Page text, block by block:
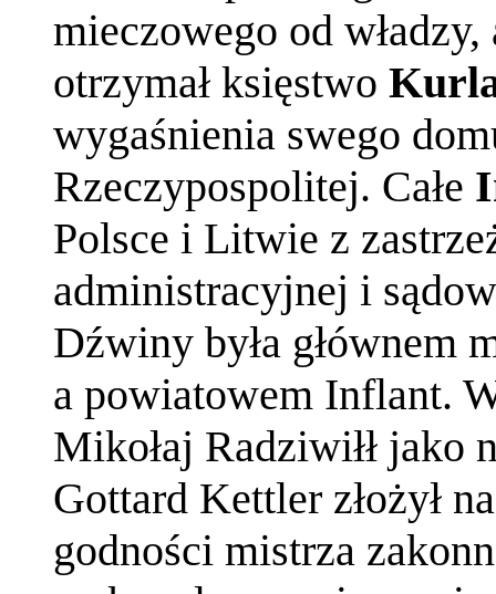
mieczowego od
otrzymał księstwo
wygaśnienia swego
Rzeczypospolitej. Całe
Polsce i Litwie z
administracyjnej i
Dźwiny była głównem
a powiatowem Inflant.
Mikołaj Radziwiłł jako
Gottard Kettler złożył
godności mistrza